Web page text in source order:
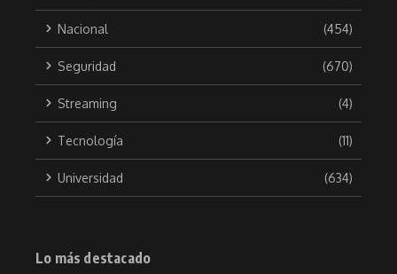
Nacional (454)
Seguridad (670)
Streaming (4)
Tecnología (11)
Universidad (634)
Lo más destacado